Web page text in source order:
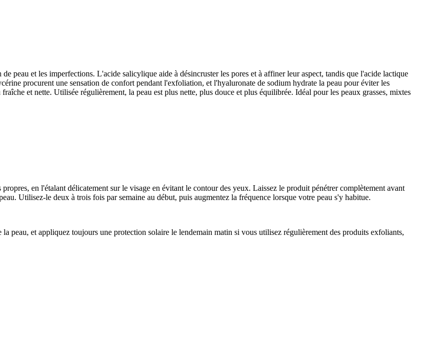
peau et les imperfections. L'acide salicylique aide à désincruster les pores et à affiner leur aspect, tandis que l'acide lactique
procurent une sensation de confort pendant l'exfoliation, et l'hyaluronate de sodium hydrate la peau pour éviter les
et nette. Utilisée régulièrement, la peau est plus nette, plus douce et plus équilibrée. Idéal pour les peaux grasses, mixtes
en l'étalant délicatement sur le visage en évitant le contour des yeux. Laissez le produit pénétrer complètement avant
Utilisez-le deux à trois fois par semaine au début, puis augmentez la fréquence lorsque votre peau s'y habitue.
peau, et appliquez toujours une protection solaire le lendemain matin si vous utilisez régulièrement des produits exfoliants,